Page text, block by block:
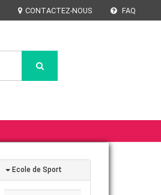
CONTACTEZ-NOUS FAQ
Ecole de Sport